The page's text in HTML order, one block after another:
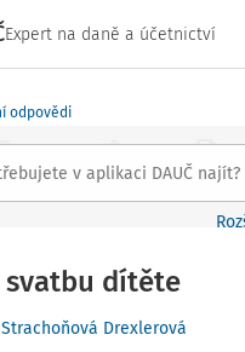
Expert na daně a účetnictví
odpovědi
svatbu dítěte
Strachoňová Drexlerová